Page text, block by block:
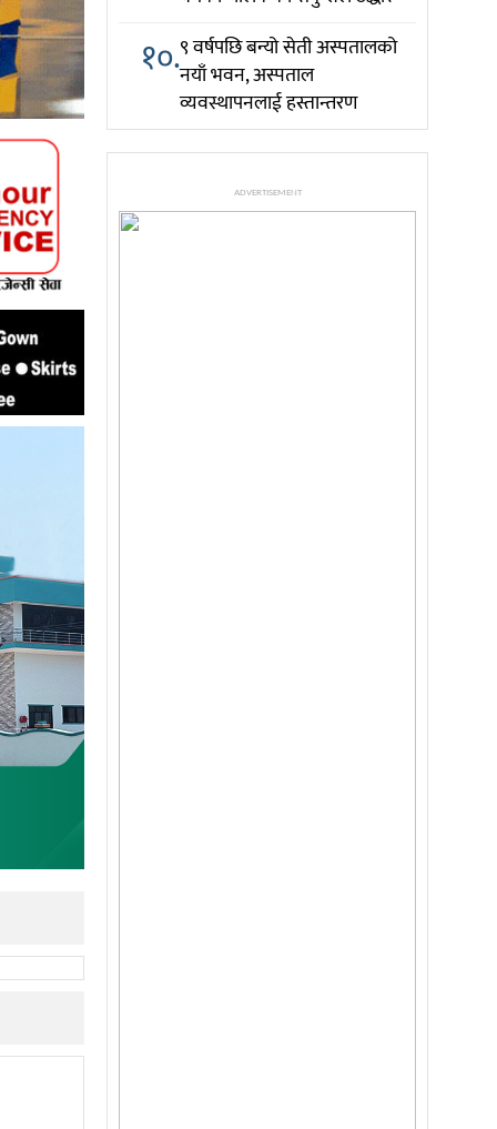
१०.९ वर्षपछि बन्यो सेती अस्पतालको
नयाँ भवन, अस्पताल
व्यवस्थापनलाई हस्तान्तरण
ADVERTISEMENT